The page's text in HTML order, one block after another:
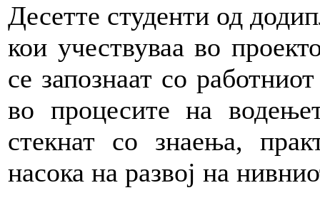
Десетте студенти од
кои учествуваа во
се запознаат со
во процесите на
стекнат со знаења,
насока на развој на